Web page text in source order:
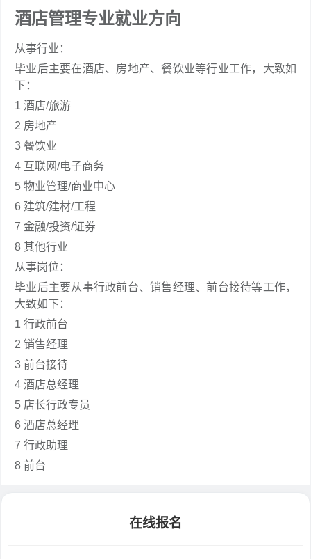
酒店管理专业就业方向
从事行业：
毕业后主要在酒店、房地产、餐饮业等行业工作，大致如
下：
1 酒店/旅游
2 房地产
3 餐饮业
4 互联网/电子商务
5 物业管理/商业中心
6 建筑/建材/工程
7 金融/投资/证券
8 其他行业
从事岗位：
毕业后主要从事行政前台、销售经理、前台接待等工作，
大致如下：
1 行政前台
2 销售经理
3 前台接待
4 酒店总经理
5 店长行政专员
6 酒店总经理
7 行政助理
8 前台
在线报名